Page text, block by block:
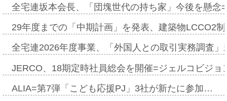
全宅連坂本会長、「団塊世代の持ち家」今後を懸
29年度までの「中期計画」を発表、建築物LCCO2
全宅連2026年度事業、「外国人との取引実務調査
JERCO、18期定時社員総会を開催=ジェルコビジ
ALIA=第7弾「こども応援PJ」3社が新たに参加…